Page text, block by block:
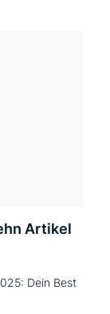
Artikel
Dein Best